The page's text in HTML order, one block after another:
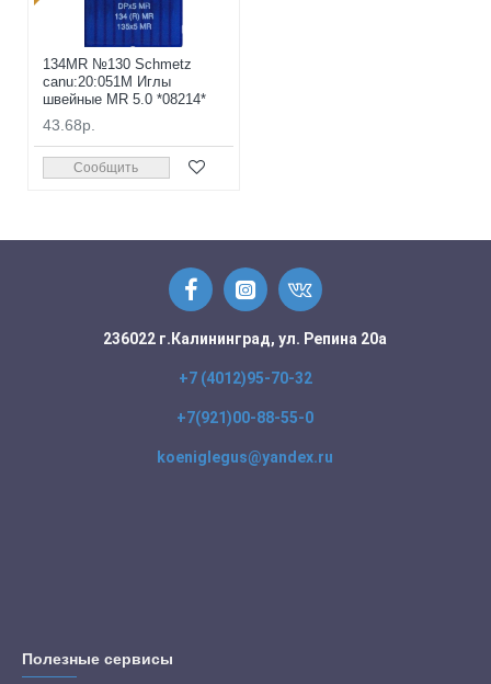
134MR №130 Schmetz
canu:20:051M Иглы
швейные MR 5.0 *08214*
43.68р.
Сообщить
236022 г.Калининград, ул. Репина 20а
+7 (4012)95-70-32
+7(921)00-88-55-0
koeniglegus@yandex.ru
Полезные сервисы